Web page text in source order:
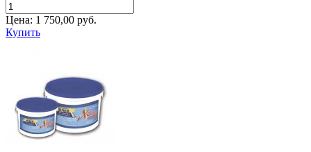
Цена: 1 750,00 руб.
Купить